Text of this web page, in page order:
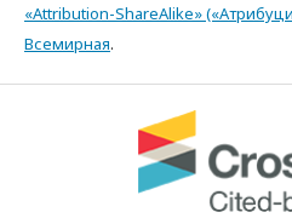
«Attribution-ShareAlike»
Всемирная.